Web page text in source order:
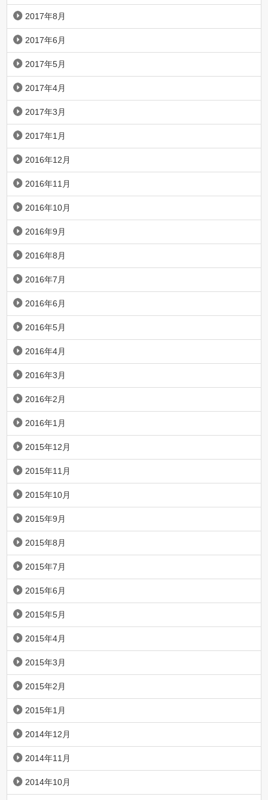
2017年8月
2017年6月
2017年5月
2017年4月
2017年3月
2017年1月
2016年12月
2016年11月
2016年10月
2016年9月
2016年8月
2016年7月
2016年6月
2016年5月
2016年4月
2016年3月
2016年2月
2016年1月
2015年12月
2015年11月
2015年10月
2015年9月
2015年8月
2015年7月
2015年6月
2015年5月
2015年4月
2015年3月
2015年2月
2015年1月
2014年12月
2014年11月
2014年10月